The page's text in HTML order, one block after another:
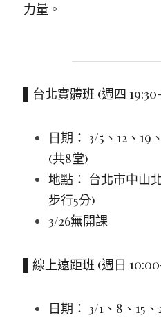
力量。
▌台北實體班 (週四
日期： 3/5、12、19
(共8堂)
地點： 台北市中山
步行5分)
3/26無開課
▌線上遠距班 (週日
日期： 3/1、8、15